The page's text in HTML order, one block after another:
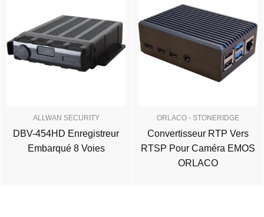
ALLWAN SECURITY
DBV-454HD Enregistreur
Embarqué 8 Voies
ORLACO - STONERIDGE
Convertisseur RTP Vers
RTSP Pour Caméra EMOS
ORLACO